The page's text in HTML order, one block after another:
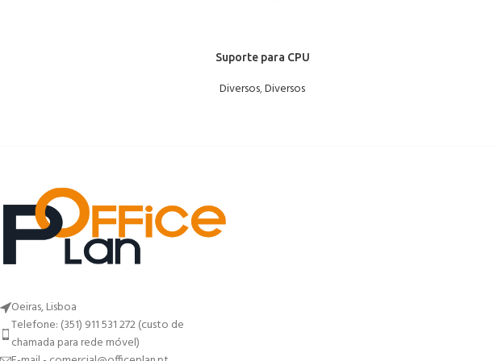
Suporte para CPU
Diversos,Diversos
Oeiras, Lisboa
Telefone: (351) 911 531 272 (custo de
chamada para rede móvel)